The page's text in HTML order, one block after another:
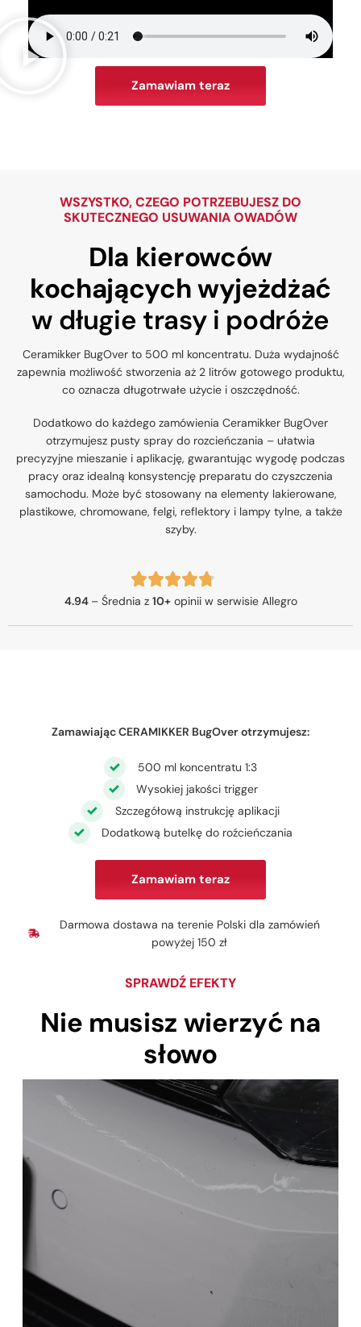
Zamawiam teraz
WSZYSTKO, CZEGO POTRZEBUJESZ DO
SKUTECZNEGO USUWANIA OWADÓW
Dla kierowców
kochających wyjeżdżać
w długie trasy i podróże
Ceramikker BugOver to 500 ml koncentratu. Duża wydajność
zapewnia możliwość stworzenia aż 2 litrów gotowego produktu,
co oznacza długotrwałe użycie i oszczędność.
Dodatkowo do każdego zamówienia Ceramikker BugOver
otrzymujesz pusty spray do rozcieńczania – ułatwia
precyzyjne mieszanie i aplikację, gwarantując wygodę podczas
pracy oraz idealną konsystencję preparatu do czyszczenia
samochodu. Może być stosowany na elementy lakierowane,
plastikowe, chromowane, felgi, reflektory i lampy tylne, a także
szyby.
4.94 – Średnia z 10+opinii w serwisie Allegro
Zamawiając CERAMIKKER BugOver otrzymujesz:
500 ml koncentratu 1:3
Wysokiej jakości trigger
Szczegółową instrukcję aplikacji
Dodatkową butelkę do roźcieńczania
Zamawiam teraz
Darmowa dostawa na terenie Polski dla zamówień
powyżej 150 zł
SPRAWDŹ EFEKTY
Nie musisz wierzyć na
słowo